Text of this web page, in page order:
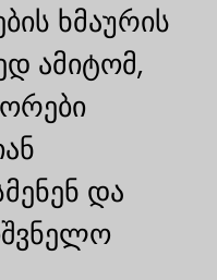
ხმაურის
ამიტომ,
და